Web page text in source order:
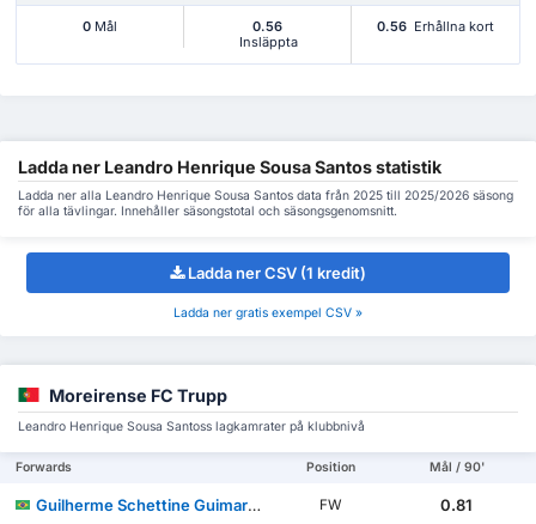
0Mål
0.56
Insläppta
0.56 Erhållna kort
Ladda ner Leandro Henrique Sousa Santos statistik
Ladda ner alla Leandro Henrique Sousa Santos data från 2025 till 2025/2026 säsong
för alla tävlingar. Innehåller säsongstotal och säsongsgenomsnitt.
Ladda ner CSV (1 kredit)
Ladda ner gratis exempel CSV »
Moreirense FC Trupp
Leandro Henrique Sousa Santoss lagkamrater på klubbnivå
Forwards Position Mål / 90'
Guilherme Schettine Guimarães FW
0.81